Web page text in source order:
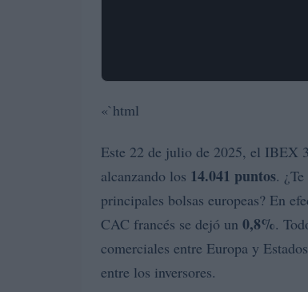
«`html
Este 22 de julio de 2025, el IBEX
alcanzando los 14.041 puntos.
principales bolsas europeas? En
CAC francés se dejó un 0,8%.
comerciales entre Europa y
entre los inversores.